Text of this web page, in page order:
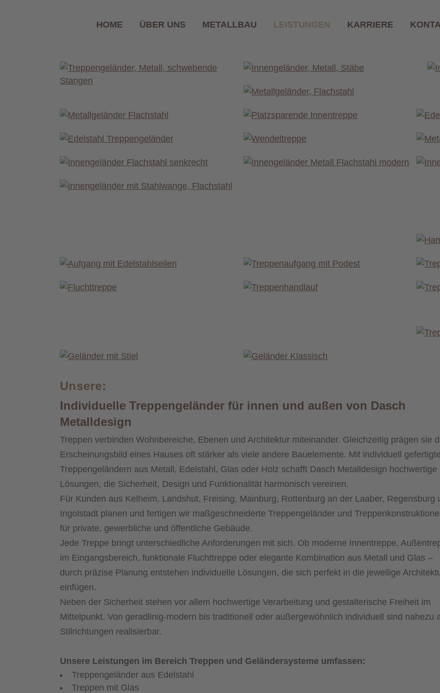
HOME ÜBER UNS METALLBAU LEISTUNGEN KARRIERE
Treppengeländer aus
Edelstahl
Unsere:
Individuelle Treppengeländer für innen und außen von Dasch
Metalldesign
Treppen verbinden Wohnbereiche, Ebenen und Architektur miteinander. Gleichzeitig prägen sie
Erscheinungsbild eines Hauses oft stärker als viele andere Bauelemente. Mit individuell
Treppengeländern aus Metall, Edelstahl, Glas oder Holz schafft Dasch Metalldesign hochwertige
Lösungen, die Sicherheit, Design und Funktionalität harmonisch vereinen.
Für Kunden aus Kelheim, Landshut, Freising, Mainburg, Rottenburg an der Laaber, Regensburg
Ingolstadt planen und fertigen wir maßgeschneiderte Treppengeländer und
für private, gewerbliche und öffentliche Gebäude.
Jede Treppe bringt unterschiedliche Anforderungen mit sich. Ob moderne Innentreppe,
im Eingangsbereich, funktionale Fluchttreppe oder elegante Kombination aus Metall und Glas –
durch präzise Planung entstehen individuelle Lösungen, die sich perfekt in die jeweilige
einfügen.
Neben der Sicherheit stehen vor allem hochwertige Verarbeitung und gestalterische Freiheit im
Mittelpunkt. Von geradlinig-modern bis traditionell oder außergewöhnlich individuell sind nahezu
Stilrichtungen realisierbar.
Unsere Leistungen im Bereich Treppen und Geländersysteme umfassen:
Treppengeländer aus Edelstahl
Treppen mit Glas